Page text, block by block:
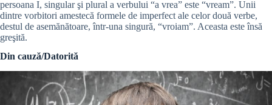
persoana I, singular şi plural a verbului “a vrea” este “vream”. Unii
dintre vorbitori amestecă formele de imperfect ale celor două verbe,
destul de asemănătoare, într-una singură, “vroiam”. Aceasta este însă
greşită.
Din cauză/Datorită